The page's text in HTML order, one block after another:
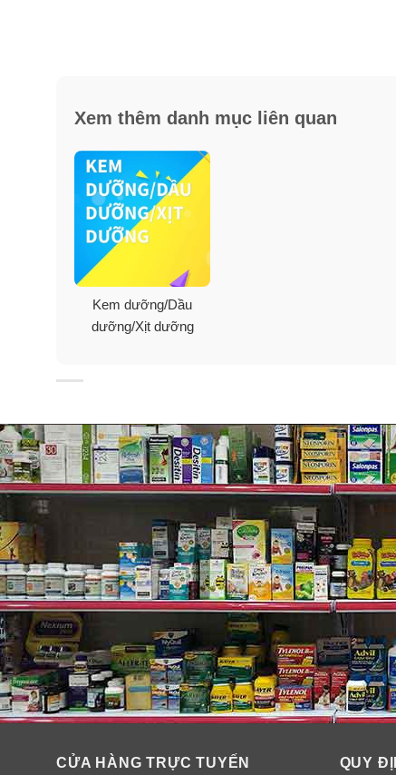
Thành phần
Thành phần
: Nước, nhau thai Protein, Methyl
(và) Undaria pinnatifida trích xuất &
Fragrance, Argania spinosa spinosa Kernel
Malus Domestica Fruit Extract Văn hóa di động (và)
Caprylyl Glycol, Hexapeptide-10.
Xem thêm danh mục liên quan
Kem dưỡng/Dầu
dưỡng/Xịt dưỡng
CỬA HÀNG TRỰC TUYẾN QUY